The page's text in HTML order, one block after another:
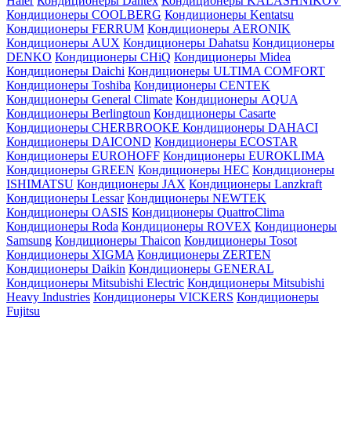
Кондиционеры СOOLBERG Кондиционеры Kentatsu
Кондиционеры FERRUM Кондиционеры AERONIK
Кондиционеры AUX Кондиционеры Dahatsu Кондиционеры
DENKO Кондиционеры CHiQ Кондиционеры Midea
Кондиционеры Daichi Кондиционеры ULTIMA COMFORT
Кондиционеры Toshiba Кондиционеры CENTEK
Кондиционеры General Climate Кондиционеры AQUA
Кондиционеры Berlingtoun Кондиционеры Casarte
Кондиционеры CHERBROOKE Кондиционеры DAHACI
Кондиционеры DAICOND Кондиционеры ECOSTAR
Кондиционеры EUROHOFF Кондиционеры EUROKLIMA
Кондиционеры GREEN Кондиционеры HEC Кондиционеры
ISHIMATSU Кондиционеры JAX Кондиционеры Lanzkraft
Кондиционеры Lessar Кондиционеры NEWTEK
Кондиционеры OASIS Кондиционеры QuattroClima
Кондиционеры Roda Кондиционеры ROVEX Кондиционеры
Samsung Кондиционеры Thaicon Кондиционеры Tosot
Кондиционеры XIGMA Кондиционеры ZERTEN
Кондиционеры Daikin Кондиционеры GENERAL
Кондиционеры Mitsubishi Electric Кондиционеры Mitsubishi
Heavy Industries Кондиционеры VICKERS Кондиционеры
Fujitsu